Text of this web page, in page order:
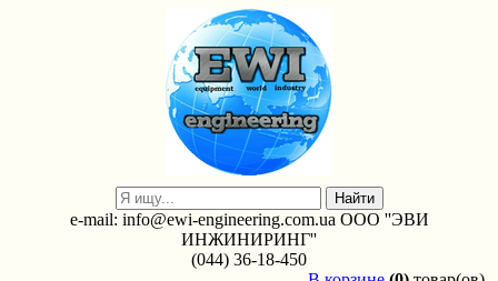
e-mail: info@ewi-engineering.com.ua ООО ''ЭВИ
ИНЖИНИРИНГ''
(044) 36-18-450